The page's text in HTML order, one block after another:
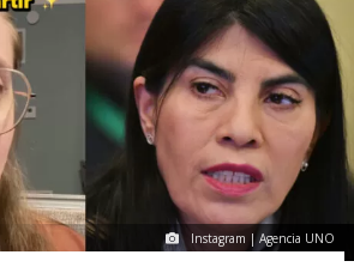
Instagram | Agencia UNO